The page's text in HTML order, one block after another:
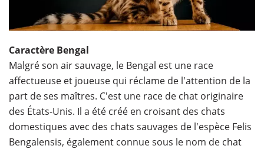
Caractère Bengal
Malgré son air sauvage, le Bengal est une race
affectueuse et joueuse qui réclame de l'attention de la
part de ses maîtres. C'est une race de chat originaire
des États-Unis. Il a été créé en croisant des chats
domestiques avec des chats sauvages de l'espèce Felis
Bengalensis, également connue sous le nom de chat